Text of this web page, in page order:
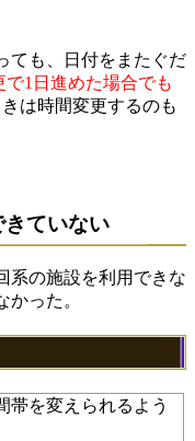
ても、日付をまたぐだ
で1日進めた場合でも
は時間変更するのも
ていない
系の施設を利用できな
った。
帯を変えられるよう